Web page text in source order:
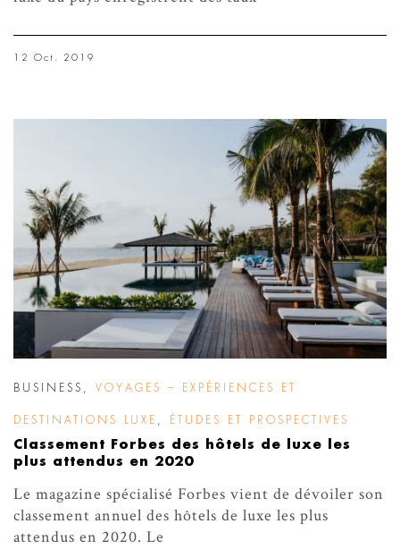
12 Oct. 2019
BUSINESS VOYAGES – EXPÉRIENCES ET
DESTINATIONS LUXE ÉTUDES ET PROSPECTIVES
Classement Forbes des hôtels de luxe les
plus attendus en 2020
Le magazine spécialisé Forbes vient de dévoiler son
classement annuel des hôtels de luxe les plus
attendus en 2020. Le